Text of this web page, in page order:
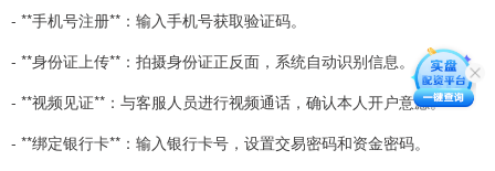
- **手机号注册**：输入手机号获取验证码。
- **身份证上传**：拍摄身份证正反面，系统自动识别信息。
- **视频见证**：与客服人员进行视频通话，确认本人开户意愿。
- **绑定银行卡**：输入银行卡号，设置交易密码和资金密码。